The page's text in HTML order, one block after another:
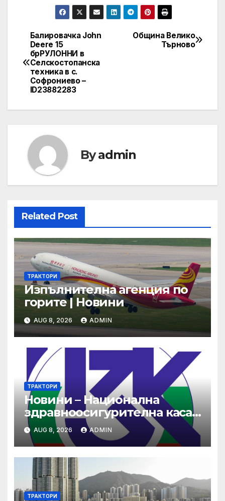
Post
navigation
Община Велико
Търново
Балировачка John
Deere 15
брРУЛОННИ в
Селскостопанска
техника в с.
Софрониево –
ID23882283
Byadmin
Related Post
ТРАКТОРИ
Изпълнителна агенция по
горите | Новини
AUG 8, 2026 ADMIN
ТРАКТОРИ
Новини – Национална
здравноосигурителна каса
(НЗОК)
AUG 8, 2026 ADMIN
ТРАКТОРИ